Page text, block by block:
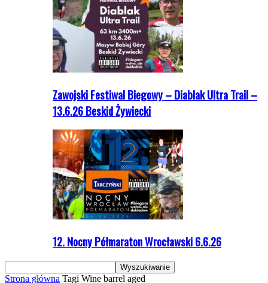
Zawojski Festiwal Biegowy – Diablak Ultra Trail –
13.6.26 Beskid Żywiecki
12. Nocny Półmaraton Wrocławski 6.6.26
Strona główna Tagi Wine barrel aged